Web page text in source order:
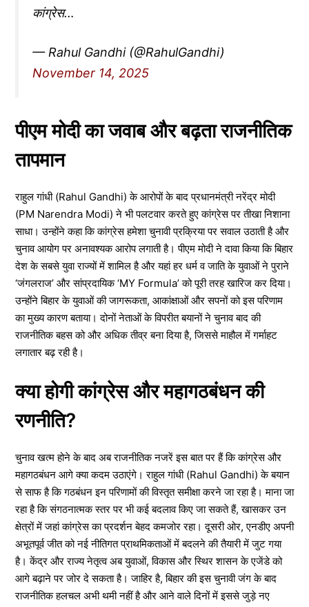
कांग्रेस…
— Rahul Gandhi (@RahulGandhi)
November 14, 2025
पीएम मोदी का जवाब और बढ़ता राजनीतिक
तापमान
राहुल गांधी (Rahul Gandhi) के आरोपों के बाद प्रधानमंत्री नरेंद्र मोदी
(PM Narendra Modi) ने भी पलटवार करते हुए कांग्रेस पर तीखा निशाना
साधा। उन्होंने कहा कि कांग्रेस हमेशा चुनावी प्रक्रिया पर सवाल उठाती है और
चुनाव आयोग पर अनावश्यक आरोप लगाती है। पीएम मोदी ने दावा किया कि बिहार
देश के सबसे युवा राज्यों में शामिल है और यहां हर धर्म व जाति के युवाओं ने पुराने
‘जंगलराज’ और सांप्रदायिक ‘MY Formula’ को पूरी तरह खारिज कर दिया।
उन्होंने बिहार के युवाओं की जागरूकता, आकांक्षाओं और सपनों को इस परिणाम
का मुख्य कारण बताया। दोनों नेताओं के विपरीत बयानों ने चुनाव बाद की
राजनीतिक बहस को और अधिक तीव्र बना दिया है, जिससे माहौल में गर्माहट
लगातार बढ़ रही है।
क्या होगी कांग्रेस और महागठबंधन की
रणनीति?
चुनाव खत्म होने के बाद अब राजनीतिक नजरें इस बात पर हैं कि कांग्रेस और
महागठबंधन आगे क्या कदम उठाएंगे। राहुल गांधी (Rahul Gandhi) के बयान
से साफ है कि गठबंधन इन परिणामों की विस्तृत समीक्षा करने जा रहा है। माना जा
रहा है कि संगठनात्मक स्तर पर भी कई बदलाव किए जा सकते हैं, खासकर उन
क्षेत्रों में जहां कांग्रेस का प्रदर्शन बेहद कमजोर रहा। दूसरी ओर, एनडीए अपनी
अभूतपूर्व जीत को नई नीतिगत प्राथमिकताओं में बदलने की तैयारी में जुट गया
है। केंद्र और राज्य नेतृत्व अब युवाओं, विकास और स्थिर शासन के एजेंडे को
आगे बढ़ाने पर जोर दे सकता है। जाहिर है, बिहार की इस चुनावी जंग के बाद
राजनीतिक हलचल अभी थमी नहीं है और आने वाले दिनों में इससे जुड़े नए